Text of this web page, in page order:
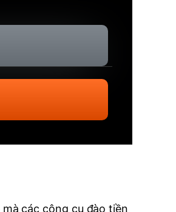
các công cụ đào tiền